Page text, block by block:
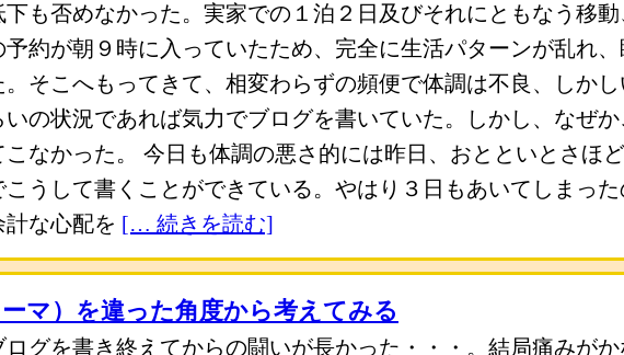
も否めなかった。実家での１泊２日及びそれにともなう移
約が朝９時に入っていたため、完全に生活パターンが乱れ
そこへもってきて、相変わらずの頻便で体調は不良、しか
の状況であれば気力でブログを書いていた。しかし、なぜか
なかった。 今日も体調の悪さ的には昨日、おとといとさほ
うして書くことができている。やはり３日もあいてしまっ
な心配を [… 続きを読む]
マ）を違った角度から考えてみる
グを書き終えてからの闘いが長かった・・・。結局痛みが